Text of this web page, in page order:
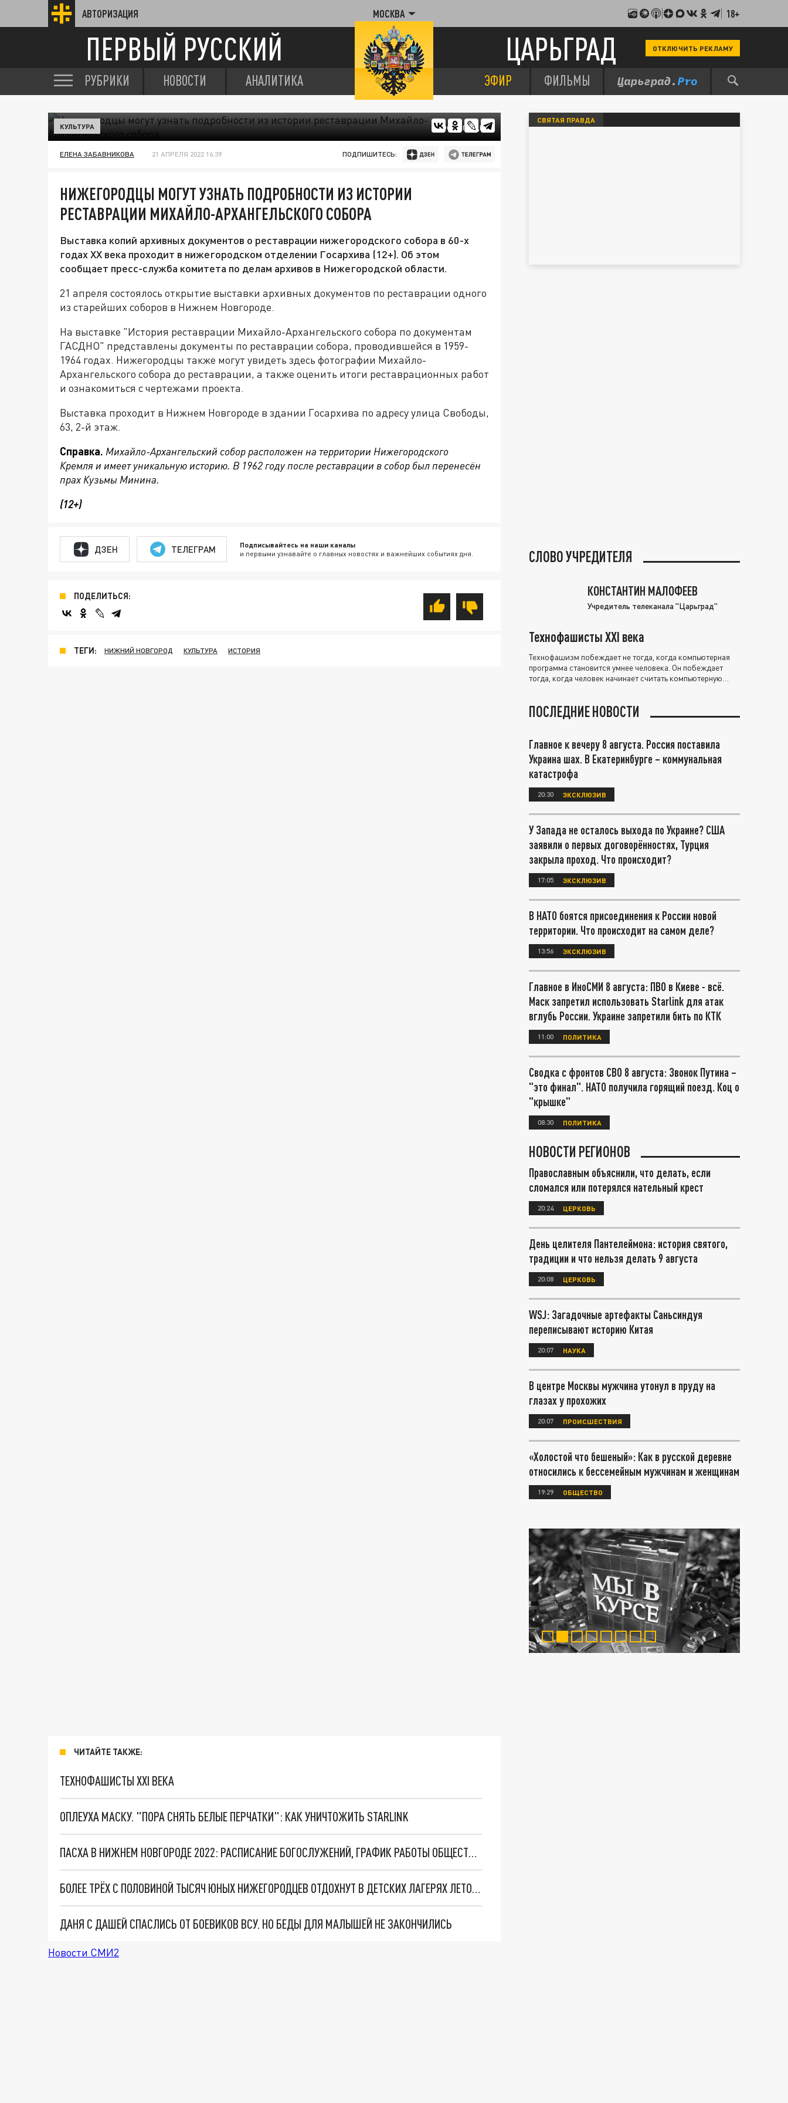
АВТОРИЗАЦИЯ МОСКВА 18+
ПЕРВЫЙ РУССКИЙ ЦАРЬГРАД ОТКЛЮЧИТЬ РЕКЛАМУ
РУБРИКИ НОВОСТИ АНАЛИТИКА ЭФИР ФИЛЬМЫ
ФОТО ГАСДНО
КУЛЬТУРА
ЕЛЕНА ЗАБАВНИКОВА 21 АПРЕЛЯ 2022 16:39 ПОДПИШИТЕСЬ:
НИЖЕГОРОДЦЫ МОГУТ УЗНАТЬ ПОДРОБНОСТИ ИЗ ИСТОРИИ
РЕСТАВРАЦИИ МИХАЙЛО-АРХАНГЕЛЬСКОГО СОБОРА
Выставка копий архивных документов о реставрации нижегородского собора в 60-х
годах XX века проходит в нижегородском отделении Госархива (12+). Об этом
сообщает пресс-служба комитета по делам архивов в Нижегородской области.
21 апреля состоялось открытие выставки архивных документов по реставрации одного
из старейших соборов в Нижнем Новгороде.
На выставке "История реставрации Михайло-Архангельского собора по документам
ГАСДНО" представлены документы по реставрации собора, проводившейся в 1959-
1964 годах. Нижегородцы также могут увидеть здесь фотографии Михайло-
Архангельского собора до реставрации, а также оценить итоги реставрационных работ
и ознакомиться с чертежами проекта.
Выставка проходит в Нижнем Новгороде в здании Госархива по адресу улица Свободы,
63, 2-й этаж.
Справка. Михайло-Архангельский собор расположен на территории Нижегородского
Кремля и имеет уникальную историю. В 1962 году после реставрации в собор был перенесён
прах Кузьмы Минина.
(12+)
ДЗЕН ТЕЛЕГРАМ Подписывайтесь на наши каналы
и первыми узнавайте о главных новостях и важнейших событиях дня.
ПОДЕЛИТЬСЯ:
ТЕГИ: НИЖНИЙ НОВГОРОД КУЛЬТУРА ИСТОРИЯ
ЧИТАЙТЕ ТАКЖЕ:
ТЕХНОФАШИСТЫ XXI ВЕКА
ОПЛЕУХА МАСКУ. "ПОРА СНЯТЬ БЕЛЫЕ ПЕРЧАТКИ": КАК УНИЧТОЖИТЬ STARLINK
ПАСХА В НИЖНЕМ НОВГОРОДЕ 2022: РАСПИСАНИЕ БОГОСЛУЖЕНИЙ, ГРАФИК РАБОТЫ ОБЩЕСТВЕННОГО ТРАНСПОРТА
БОЛЕЕ ТРЁХ С ПОЛОВИНОЙ ТЫСЯЧ ЮНЫХ НИЖЕГОРОДЦЕВ ОТДОХНУТ В ДЕТСКИХ ЛАГЕРЯХ ЛЕТОМ 2022 ГОДА
ДАНЯ С ДАШЕЙ СПАСЛИСЬ ОТ БОЕВИКОВ ВСУ. НО БЕДЫ ДЛЯ МАЛЫШЕЙ НЕ ЗАКОНЧИЛИСЬ
Новости СМИ2
СВЯТАЯ ПРАВДА
СЛОВО УЧРЕДИТЕЛЯ
КОНСТАНТИН МАЛОФЕЕВ
Учредитель телеканала "Царьград"
Технофашисты XXI века
Технофашизм побеждает не тогда, когда компьютерная
программа становится умнее человека. Он побеждает
тогда, когда человек начинает считать компьютерную
ПОСЛЕДНИЕ НОВОСТИ
Главное к вечеру 8 августа. Россия поставила
Украина шах. В Екатеринбурге – коммунальная
катастрофа
20:30 ЭКСКЛЮЗИВ
У Запада не осталось выхода по Украине? США
заявили о первых договорённостях, Турция
закрыла проход. Что происходит?
17:05 ЭКСКЛЮЗИВ
В НАТО боятся присоединения к России новой
территории. Что происходит на самом деле?
13:56 ЭКСКЛЮЗИВ
Главное в ИноСМИ 8 августа: ПВО в Киеве - всё.
Маск запретил использовать Starlink для атак
вглубь России. Украине запретили бить по КТК
11:00 ПОЛИТИКА
Сводка с фронтов СВО 8 августа: Звонок Путина –
"это финал". НАТО получила горящий поезд. Коц о
"крышке"
08:30 ПОЛИТИКА
НОВОСТИ РЕГИОНОВ
Православным объяснили, что делать, если
сломался или потерялся нательный крест
20:24 ЦЕРКОВЬ
День целителя Пантелеймона: история святого,
традиции и что нельзя делать 9 августа
20:08 ЦЕРКОВЬ
WSJ: Загадочные артефакты Саньсиндуя
переписывают историю Китая
20:07 НАУКА
В центре Москвы мужчина утонул в пруду на
глазах у прохожих
20:07 ПРОИСШЕСТВИЯ
«Холостой что бешеный»: Как в русской деревне
относились к бессемейным мужчинам и женщинам
19:29 ОБЩЕСТВО